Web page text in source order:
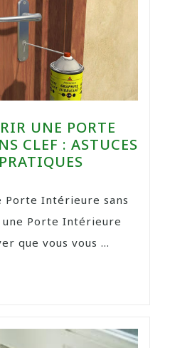
UNE PORTE
CLEF : ASTUCES
Porte Intérieure sans
une Porte Intérieure
que vous vous ...